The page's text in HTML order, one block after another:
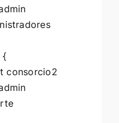
{
consorcio2